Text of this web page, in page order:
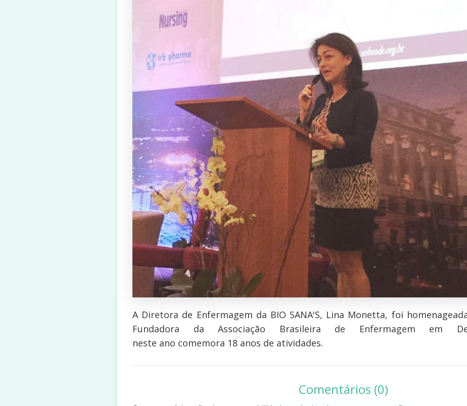
A Diretora de Enfermagem da BIO SANA'S, Lina Monetta, foi
Fundadora da Associação Brasileira de Enfermagem em
neste ano comemora 18 anos de atividades.
Comentários (0)